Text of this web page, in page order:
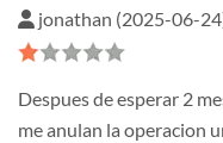
jonathan (2025-06-
Despues de esperar 2
me anulan la operacion